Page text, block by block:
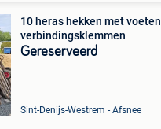
10 heras hekken met
verbindingsklemmen
Gereserveerd
Sint-Denijs-Westrem - Afsnee